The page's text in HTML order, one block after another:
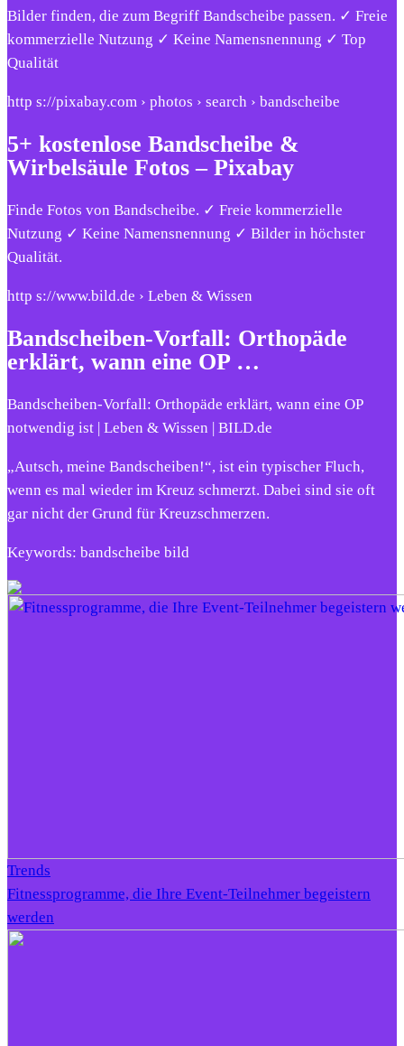
Bilder finden, die zum Begriff Bandscheibe passen. ✓ Freie
kommerzielle Nutzung ✓ Keine Namensnennung ✓ Top
Qualität
http s://pixabay.com › photos › search › bandscheibe
5+ kostenlose Bandscheibe &
Wirbelsäule Fotos – Pixabay
Finde Fotos von Bandscheibe. ✓ Freie kommerzielle
Nutzung ✓ Keine Namensnennung ✓ Bilder in höchster
Qualität.
http s://www.bild.de › Leben & Wissen
Bandscheiben-Vorfall: Orthopäde
erklärt, wann eine OP …
Bandscheiben-Vorfall: Orthopäde erklärt, wann eine OP
notwendig ist | Leben & Wissen | BILD.de
„Autsch, meine Bandscheiben!“, ist ein typischer Fluch,
wenn es mal wieder im Kreuz schmerzt. Dabei sind sie oft
gar nicht der Grund für Kreuzschmerzen.
Keywords: bandscheibe bild
Trends
Fitnessprogramme, die Ihre Event-Teilnehmer begeistern
werden